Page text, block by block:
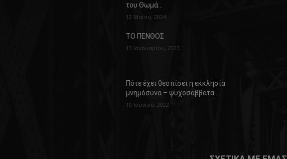
του Θωμά…
12 Μαΐου, 2024
ΤΟ ΠΕΝΘΟΣ
13 Ιανουαρίου, 2023
Πότε έχει θεσπίσει η εκκλησία
μνημόσυνα – ψυχοσάββατα…
10 Ιουνίου, 2022